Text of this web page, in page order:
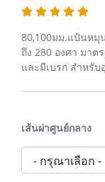
80,100มม.แป้นหมุ
ถึง 280 องศา มา
และมีเบรก สำหรับ
เส้นผ่าศูนย์กลาง